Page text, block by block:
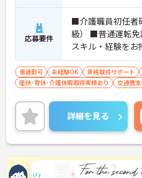
応募要件
■介護職員初任者
級） ■普通運転免許 ＜歓迎：以下の
スキル・経験を
■介護職員実務者
級・介護職員基礎
車通勤可 未経験OK 資格取得サポート
産休･育休･介護休暇取得実績あり
交通費
詳細を見る